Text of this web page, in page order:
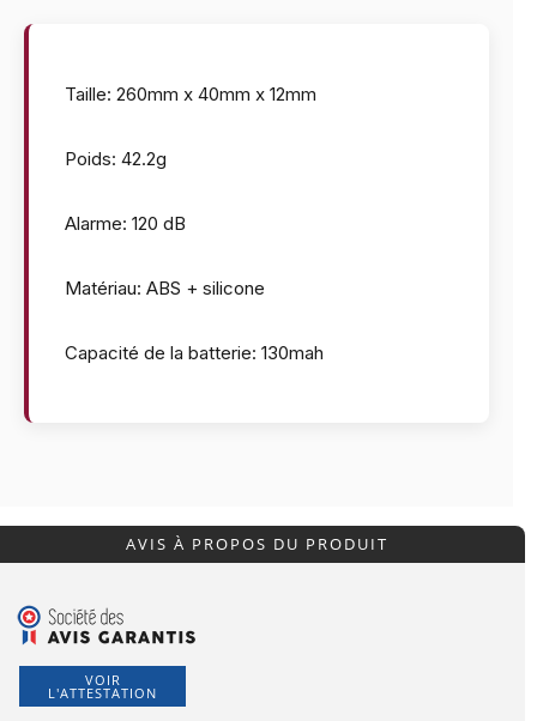
Taille: 260mm x 40mm x 12mm
Poids: 42.2g
Alarme: 120 dB
Matériau: ABS + silicone
Capacité de la batterie: 130mah
AVIS À PROPOS DU PRODUIT
VOIR
L'ATTESTATION